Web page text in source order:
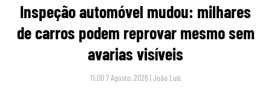
Inspeção automóvel mudou: milhares
de carros podem reprovar mesmo sem
avarias visíveis
11:00 7 Agosto, 2026 |João Luís